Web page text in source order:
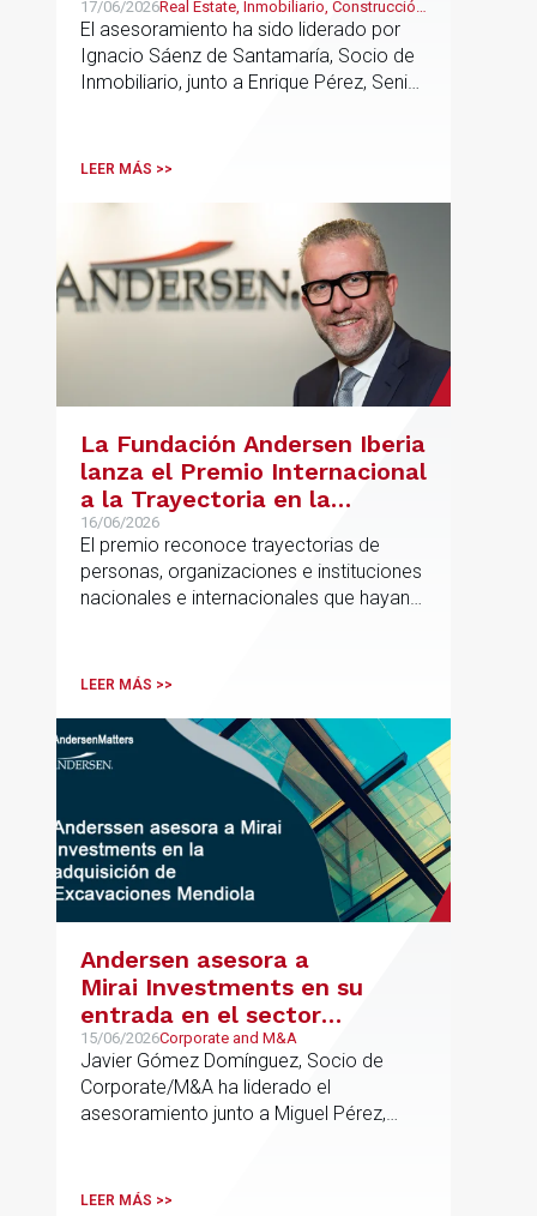
oficinas arrendado a Konecta
en Alcobendas
17/06/2026Real Estate, Inmobiliario, Construcción
y Urbanismo
El asesoramiento ha sido liderado por
Ignacio Sáenz de Santamaría, Socio de
Inmobiliario, junto a Enrique Pérez, Senior
LEER MÁS >>
La Fundación Andersen Iberia
lanza el Premio Internacional
a la Trayectoria en la
Promoción de la Educación
16/06/2026
El premio reconoce trayectorias de
personas, organizaciones e instituciones
nacionales e internacionales que hayan
innovación o la equidad educativa
LEER MÁS >>
Andersen asesora a
Mirai Investments en su
entrada en el sector
medioambiental con la
adquisición de la
vasca Excavaciones
Mendiola
15/06/2026Corporate and M&A
Javier Gómez Domínguez, Socio de
Corporate/M&A ha liderado el
asesoramiento junto a Miguel Pérez,
LEER MÁS >>